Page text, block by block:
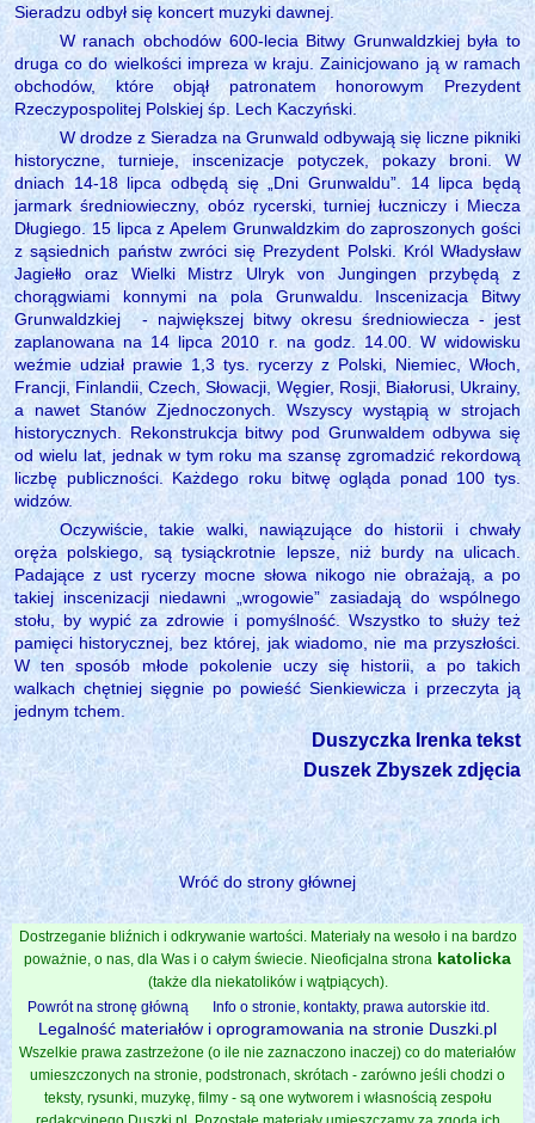
Sieradzu odbył się koncert muzyki dawnej.
W ranach obchodów 600-lecia Bitwy Grunwaldzkiej była to
druga co do wielkości impreza w kraju. Zainicjowano ją w ramach
obchodów, które objął patronatem honorowym Prezydent
Rzeczypospolitej Polskiej śp. Lech Kaczyński.
W drodze z Sieradza na Grunwald odbywają się liczne pikniki
historyczne, turnieje, inscenizacje potyczek, pokazy broni. W
dniach 14-18 lipca odbędą się „Dni Grunwaldu”. 14 lipca będą
jarmark średniowieczny, obóz rycerski, turniej łuczniczy i Miecza
Długiego. 15 lipca z Apelem Grunwaldzkim do zaproszonych gości
z sąsiednich państw zwróci się Prezydent Polski. Król Władysław
Jagiełło oraz Wielki Mistrz Ulryk von Jungingen przybędą z
chorągwiami konnymi na pola Grunwaldu. Inscenizacja Bitwy
Grunwaldzkiej
- największej bitwy okresu średniowiecza - jest
zaplanowana na 14 lipca 2010 r. na godz. 14.00. W widowisku
weźmie udział prawie 1,3 tys. rycerzy z Polski, Niemiec, Włoch,
Francji, Finlandii, Czech, Słowacji, Węgier, Rosji, Białorusi, Ukrainy,
a nawet Stanów Zjednoczonych. Wszyscy wystąpią w strojach
historycznych. Rekonstrukcja bitwy pod Grunwaldem odbywa się
od wielu lat, jednak w tym roku ma szansę zgromadzić rekordową
liczbę publiczności. Każdego roku bitwę ogląda ponad 100 tys.
widzów.
Oczywiście, takie walki, nawiązujące do historii i chwały
oręża polskiego, są tysiąckrotnie lepsze, niż burdy na ulicach.
Padające z ust rycerzy mocne słowa nikogo nie obrażają, a po
takiej inscenizacji niedawni „wrogowie” zasiadają do wspólnego
stołu, by wypić za zdrowie i pomyślność. Wszystko to służy też
pamięci historycznej, bez której, jak wiadomo, nie ma przyszłości.
W ten sposób młode pokolenie uczy się historii, a po takich
walkach chętniej sięgnie po powieść Sienkiewicza i przeczyta ją
jednym tchem.
Duszyczka Irenka tekst
Duszek Zbyszek zdjęcia
Wróć do strony głównej
Dostrzeganie bliźnich i odkrywanie wartości. Materiały na wesoło i na bardzo
poważnie, o nas, dla Was i o całym świecie. Nieoficjalna strona katolicka
(także dla niekatolików i wątpiących).
Powrót na stronę główną
Info o stronie, kontakty, prawa autorskie itd.
Legalność materiałów i oprogramowania na stronie Duszki.pl
Wszelkie prawa zastrzeżone (o ile nie zaznaczono inaczej) co do materiałów
umieszczonych na stronie, podstronach, skrótach - zarówno jeśli chodzi o
teksty, rysunki, muzykę, filmy - są one wytworem i własnością zespołu